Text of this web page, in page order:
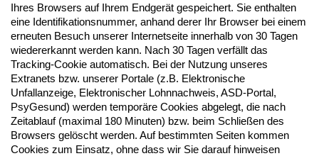
Ihres Browsers auf Ihrem Endgerät gespeichert. Sie enthalten
eine Identifikationsnummer, anhand derer Ihr Browser bei einem
erneuten Besuch unserer Internetseite innerhalb von 30 Tagen
wiedererkannt werden kann. Nach 30 Tagen verfällt das
Tracking-Cookie automatisch. Bei der Nutzung unseres
Extranets bzw. unserer Portale (z.B. Elektronische
Unfallanzeige, Elektronischer Lohnnachweis, ASD-Portal,
PsyGesund) werden temporäre Cookies abgelegt, die nach
Zeitablauf (maximal 180 Minuten) bzw. beim Schließen des
Browsers gelöscht werden. Auf bestimmten Seiten kommen
Cookies zum Einsatz, ohne dass wir Sie darauf hinweisen